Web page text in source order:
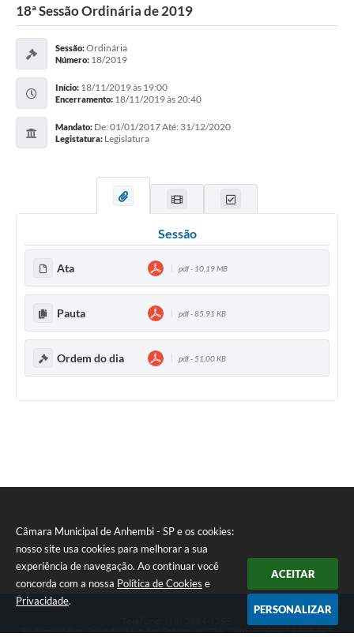
Câmara Municipal de Anhembi - SP e os cookies:
nosso site usa cookies para melhorar a sua
experiência de navegação. Ao continuar você
concorda com a nossa Política de Cookies e
Privacidade.
ACEITAR
PERSONALIZAR
18ª Sessão Ordinária de 2019
Sessão:Ordinária
Número: 18/2019
Início: 18/11/2019 às 19:00
Encerramento: 18/11/2019 às 20:40
Mandato: De: 01/01/2017 Até: 31/12/2020
Legistatura: Legislatura
Sessão
Ata pdf - 10,19 MB
Pauta pdf - 85,91 KB
Ordem do dia pdf - 51,00 KB
Endereço: Rua: Salvador Luiz dos Santos, nº 776, Centro | CEP: 18630-047